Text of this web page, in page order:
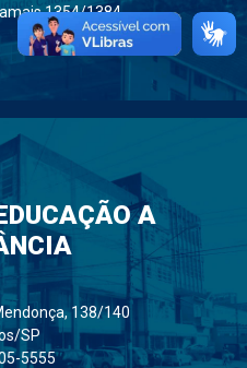
1354/1384
A
138/140
SP
5555